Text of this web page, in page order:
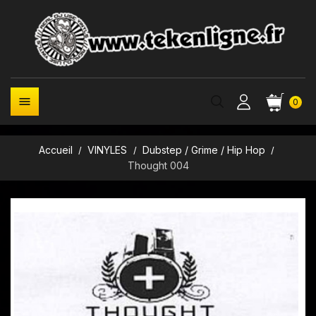
0

Accueil VINYLES
Dubstep / Grime / Hip Hop
Thought 004